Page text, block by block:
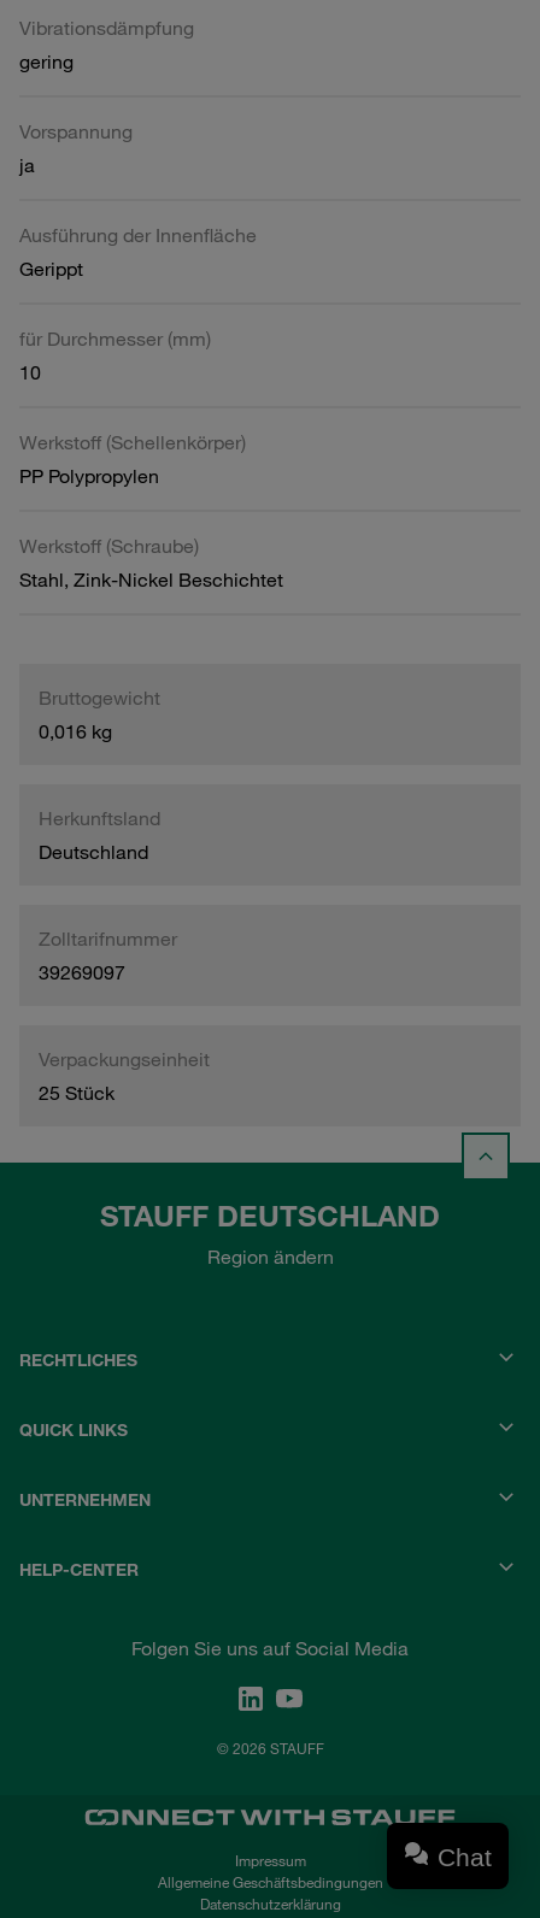
Vibrationsdämpfung
gering
Vorspannung
ja
Ausführung der Innenfläche
Gerippt
für Durchmesser (mm)
10
Werkstoff (Schellenkörper)
PP Polypropylen
Werkstoff (Schraube)
Stahl, Zink-Nickel Beschichtet
Bruttogewicht
0,016 kg
Herkunftsland
Deutschland
Zolltarifnummer
39269097
Verpackungseinheit
25 Stück
STAUFF DEUTSCHLAND
Region ändern
RECHTLICHES
QUICK LINKS
UNTERNEHMEN
HELP-CENTER
Folgen Sie uns auf Social Media
© 2026 STAUFF
Impressum
Allgemeine Geschäftsbedingungen
Datenschutzerklärung
Chat